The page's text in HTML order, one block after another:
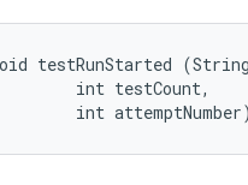
testRunStarted (String
int testCount,
int attemptNumber)